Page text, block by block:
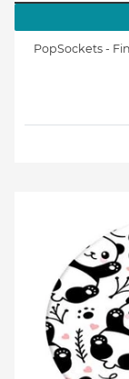
PopSockets -